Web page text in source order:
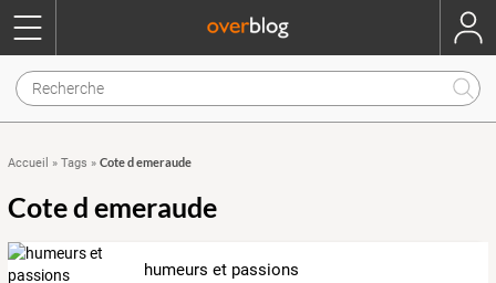
Accueil » Tags » Cote d emeraude
Cote d emeraude
humeurs et passions